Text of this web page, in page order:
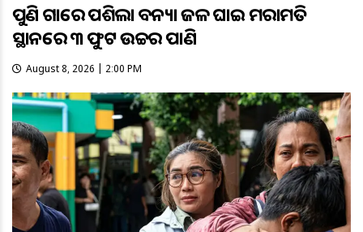
ପୁଣି ଗାଁରେ ପଶିଲା ବନ୍ୟା ଜଳ ଘାଇ ମରାମତି
ସ୍ଥାନରେ ୩ ଫୁଟ ଉଚ୍ଚର ପାଣି
August 8, 2026 | 2:00 PM